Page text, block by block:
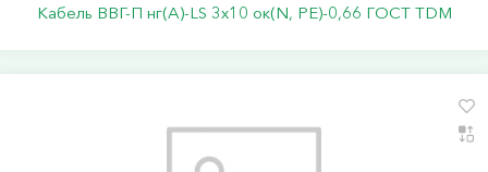
Кабель ВВГ-П нг(А)-LS 3х10 ок(N, PE)-0,66 ГОСТ TDM